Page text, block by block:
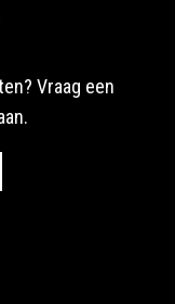
Vraag een